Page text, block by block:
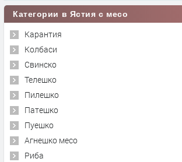
Категории в Ястия с месо
Карантия
Колбаси
Свинско
Телешко
Пилешко
Патешко
Пуешко
Агнешко месо
Риба